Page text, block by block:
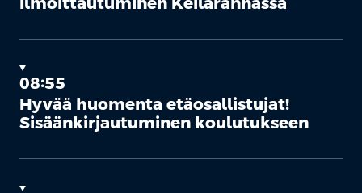
08:55
Hyvää huomenta etäosallistujat!
Sisäänkirjautuminen koulutukseen